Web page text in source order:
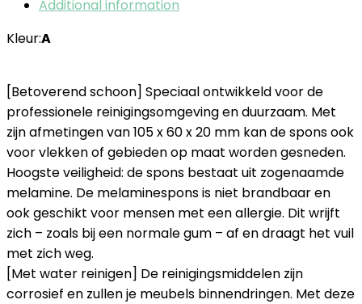
Additional information
Kleur:A
[Betoverend schoon] Speciaal ontwikkeld voor de
professionele reinigingsomgeving en duurzaam. Met
zijn afmetingen van 105 x 60 x 20 mm kan de spons ook
voor vlekken of gebieden op maat worden gesneden.
Hoogste veiligheid: de spons bestaat uit zogenaamde
melamine. De melaminespons is niet brandbaar en
ook geschikt voor mensen met een allergie. Dit wrijft
zich – zoals bij een normale gum – af en draagt het vuil
met zich weg.
[Met water reinigen] De reinigingsmiddelen zijn
corrosief en zullen je meubels binnendringen. Met deze